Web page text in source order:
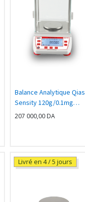
Balance Analytique Qias
Sensity 120g/0.1mg
Calibration Externe
207 000,00DA
Livré en 4 / 5 jours